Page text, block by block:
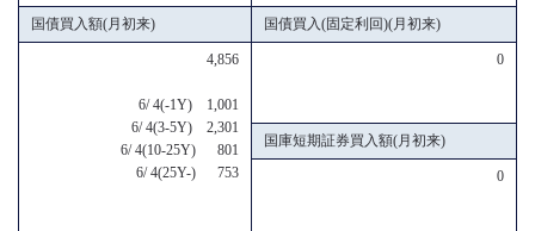
国債買入額(月初来) 国債買入(固定利回)(月初来)
4,856
6/ 4(-1Y) 1,001
6/ 4(3-5Y) 2,301
6/ 4(10-25Y) 801
6/ 4(25Y-) 753
0
国庫短期証券買入額(月初来)
0